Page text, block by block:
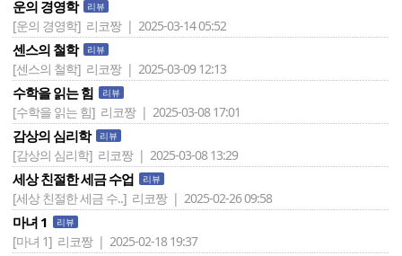
운의 경영학 리뷰
[운의 경영학] 리코짱 | 2025-03-14 05:52
센스의 철학 리뷰
[센스의 철학] 리코짱 | 2025-03-09 12:13
수학을 읽는 힘 리뷰
[수학을 읽는 힘] 리코짱 | 2025-03-08 17:01
감상의 심리학 리뷰
[감상의 심리학] 리코짱 | 2025-03-08 13:29
세상 친절한 세금 수업 리뷰
[세상 친절한 세금 수..] 리코짱 | 2025-02-26 09:58
마녀 1 리뷰
[마녀 1] 리코짱 | 2025-02-18 19:37